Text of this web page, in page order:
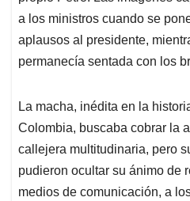
pudieron ocultar su ánimo de
medios de comunicación, a
acusa de estar mintiendo,
La primera consecuencia de
varios directores de medios y
irresponsable sino muy
hizo sentir en los primeros